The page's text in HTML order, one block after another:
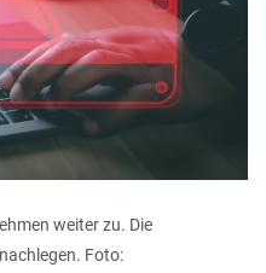
weiter zu. Die
Foto: